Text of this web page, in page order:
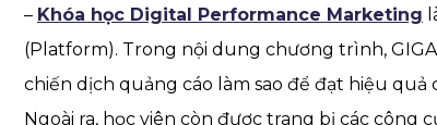
– Khóa học Digital Performance Marketing
(Platform). Trong nội dung chương trình,
chiến dịch quảng cáo làm sao để đạt hiệu quả
Ngoài ra, học viên còn được trang bị các